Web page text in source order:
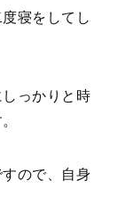
寝をしてし
っかりと時
ので、自身